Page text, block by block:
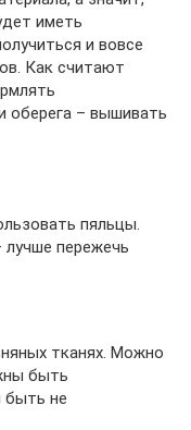
иметь
и вовсе
Как считают
оберега – вышивать
пяльцы.
пережечь
тканях. Можно
быть
быть не